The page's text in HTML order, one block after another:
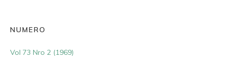
NUMERO
Vol 73 Nro 2 (1969)